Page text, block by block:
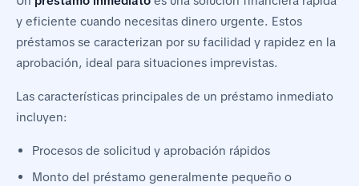
y eficiente cuando necesitas dinero urgente. Estos
préstamos se caracterizan por su facilidad y rapidez en la
aprobación, ideal para situaciones imprevistas.
Las características principales de un préstamo inmediato
incluyen:
Procesos de solicitud y aprobación rápidos
Monto del préstamo generalmente pequeño o